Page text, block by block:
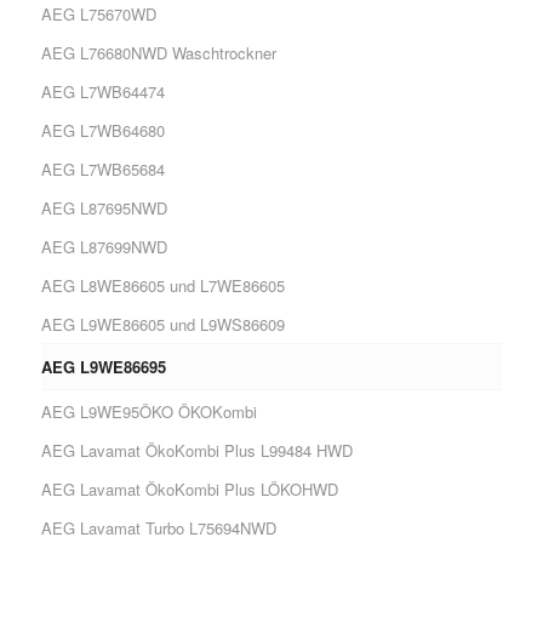
AEG L75670WD
AEG L76680NWD Waschtrockner
AEG L7WB64474
AEG L7WB64680
AEG L7WB65684
AEG L87695NWD
AEG L87699NWD
AEG L8WE86605 und L7WE86605
AEG L9WE86605 und L9WS86609
AEG L9WE86695
AEG L9WE95ÖKO ÖKOKombi
AEG Lavamat ÖkoKombi Plus L99484 HWD
AEG Lavamat ÖkoKombi Plus LÖKOHWD
AEG Lavamat Turbo L75694NWD